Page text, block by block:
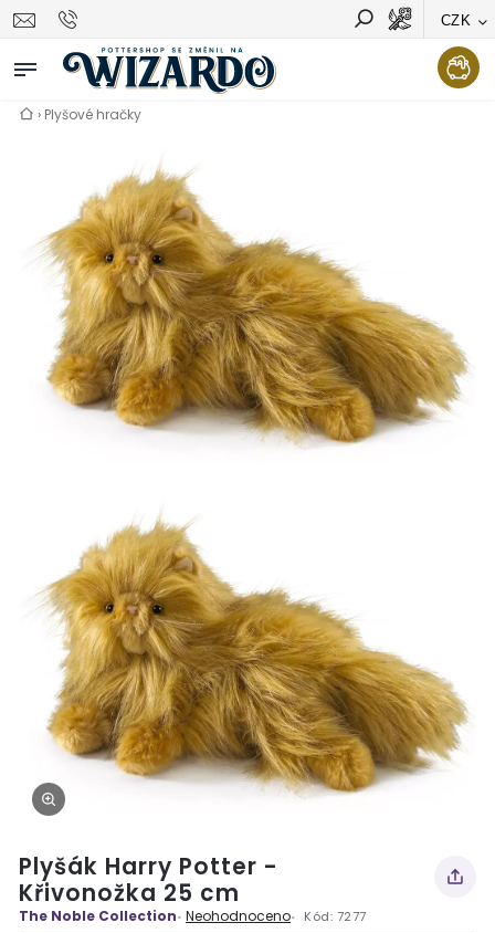
CZK
Vyhledávání Hledat
› Plyšové hračky
Plyšák Harry Potter -
Křivonožka 25 cm
The Noble Collection Neohodnoceno Kód: 7277